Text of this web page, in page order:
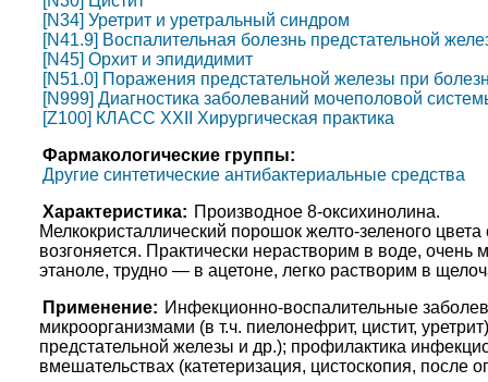
[N34] Уретрит и уретральный синдром
[N41.9] Воспалительная болезнь предстательной
[N45] Орхит и эпидидимит
[N51.0] Поражения предстательной железы при
[N999] Диагностика заболеваний мочеполовой
[Z100] КЛАСС XXII Хирургическая практика
Фармакологические группы:
Другие синтетические антибактериальные средства
Характеристика: Производное 8-оксихинолина.
Мелкокристаллический порошок желто-зеленого
возгоняется. Практически нерастворим в воде,
этаноле, трудно — в ацетоне, легко растворим в
Применение: Инфекционно-воспалительные
микроорганизмами (в т.ч. пиелонефрит, цистит,
предстательной железы и др.); профилактика
вмешательствах (катетеризация, цистоскопия,